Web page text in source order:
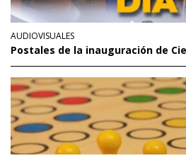
AUDIOVISUALES
Postales de la inauguración de